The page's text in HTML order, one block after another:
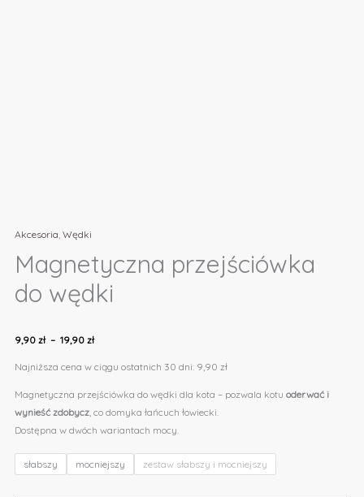
Akcesoria,Wędki
Magnetyczna przejściówka
do wędki
9,90zł – 19,90zł
Najniższa cena w ciągu ostatnich 30 dni: 9,90 zł
Magnetyczna przejściówka do wędki dla kota – pozwala kotuoderwać i
wynieść zdobycz, co domyka łańcuch łowiecki.
Dostępna w dwóch wariantach mocy.
słabszy mocniejszy zestaw słabszy i mocniejszy